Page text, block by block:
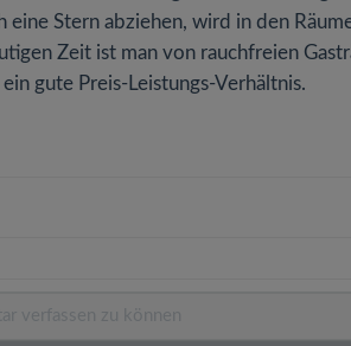
eine Stern abziehen, wird in den
Zeit ist man von rauchfreien
gute Preis-Leistungs-Verhältnis.